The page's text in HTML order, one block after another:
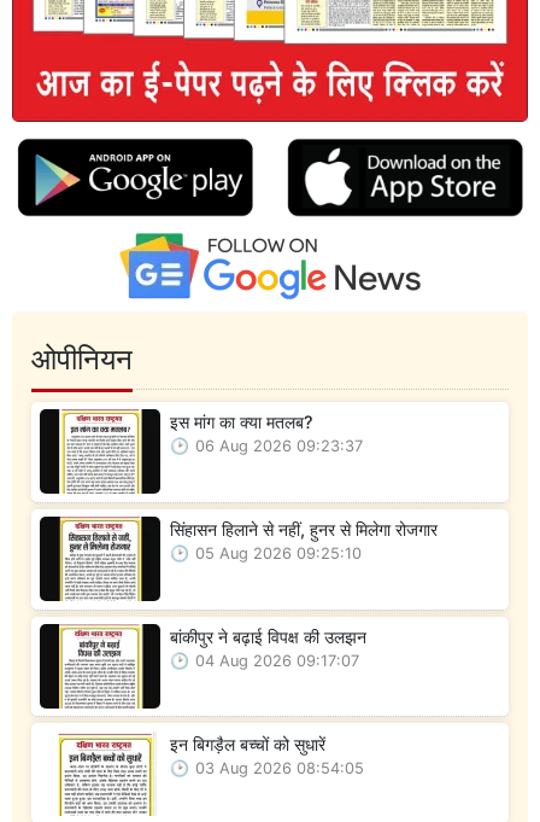
ओपीनियन
इस मांग का क्या मतलब?
06 Aug 2026 09:23:37
सिंहासन हिलाने से नहीं, हुनर से मिलेगा रोजगार
05 Aug 2026 09:25:10
बांकीपुर ने बढ़ाई विपक्ष की उलझन
04 Aug 2026 09:17:07
इन बिगड़ैल बच्चों को सुधारें
03 Aug 2026 08:54:05